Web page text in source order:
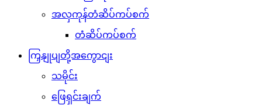
အလှကုန်တံဆိပ်ကပ်စက်
တံဆိပ်ကပ်စက်
ကြှနျုပျတို့အကွောငျး
သမိုင်း
ဖြေရှင်းချက်